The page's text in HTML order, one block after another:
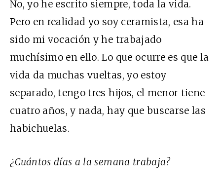
No, yo he escrito siempre, toda la vida.
Pero en realidad yo soy ceramista, esa ha
sido mi vocación y he trabajado
muchísimo en ello. Lo que ocurre es que la
vida da muchas vueltas, yo estoy
separado, tengo tres hijos, el menor tiene
cuatro años, y nada, hay que buscarse las
habichuelas.
¿Cuántos días a la semana trabaja?